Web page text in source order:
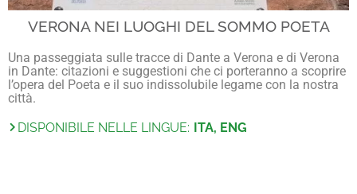
VERONA NEI LUOGHI DEL SOMMO POETA
Una passeggiata sulle tracce di Dante a Verona e di Verona
in Dante: citazioni e suggestioni che ci porteranno a scoprire
l’opera del Poeta e il suo indissolubile legame con la nostra
città.
DISPONIBILE NELLE LINGUE: ITA, ENG